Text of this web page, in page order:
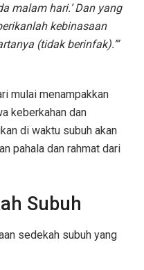
malam hari.’ Dan yang
kebinasaan
(tidak berinfak).’”
mulai menampakkan
keberkahan dan
di waktu subuh akan
pahala dan rahmat dari
Subuh
sedekah subuh yang